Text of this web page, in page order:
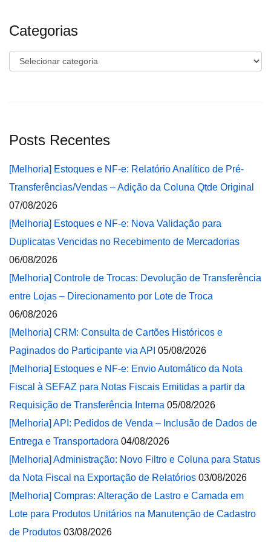
Categorias
Categorias
Posts Recentes
[Melhoria] Estoques e NF-e: Relatório Analítico de Pré-
Transferências/Vendas – Adição da Coluna Qtde Original
07/08/2026
[Melhoria] Estoques e NF-e: Nova Validação para
Duplicatas Vencidas no Recebimento de Mercadorias
06/08/2026
[Melhoria] Controle de Trocas: Devolução de Transferência
entre Lojas – Direcionamento por Lote de Troca
06/08/2026
[Melhoria] CRM: Consulta de Cartões Históricos e
Paginados do Participante via API 05/08/2026
[Melhoria] Estoques e NF-e: Envio Automático da Nota
Fiscal à SEFAZ para Notas Fiscais Emitidas a partir da
Requisição de Transferência Interna 05/08/2026
[Melhoria] API: Pedidos de Venda – Inclusão de Dados de
Entrega e Transportadora 04/08/2026
[Melhoria] Administração: Novo Filtro e Coluna para Status
da Nota Fiscal na Exportação de Relatórios 03/08/2026
[Melhoria] Compras: Alteração de Lastro e Camada em
Lote para Produtos Unitários na Manutenção de Cadastro
de Produtos 03/08/2026